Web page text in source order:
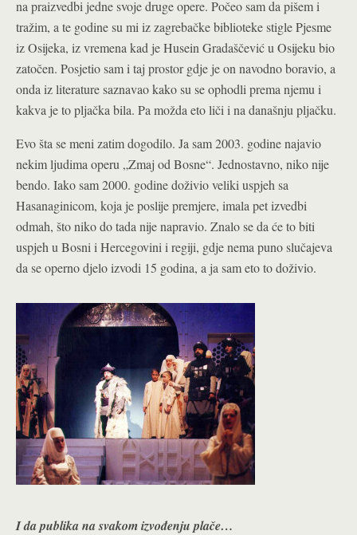
na praizvedbi jedne svoje druge opere. Počeo sam da pišem i
tražim, a te godine su mi iz zagrebačke biblioteke stigle Pjesme
iz Osijeka, iz vremena kad je Husein Gradaščević u Osijeku bio
zatočen. Posjetio sam i taj prostor gdje je on navodno boravio, a
onda iz literature saznavao kako su se ophodli prema njemu i
kakva je to pljačka bila. Pa možda eto liči i na današnju pljačku.
Evo šta se meni zatim dogodilo. Ja sam 2003. godine najavio
nekim ljudima operu „Zmaj od Bosne“. Jednostavno, niko nije
bendo. Iako sam 2000. godine doživio veliki uspjeh sa
Hasanaginicom, koja je poslije premjere, imala pet izvedbi
odmah, što niko do tada nije napravio. Znalo se da će to biti
uspjeh u Bosni i Hercegovini i regiji, gdje nema puno slučajeva
da se operno djelo izvodi 15 godina, a ja sam eto to doživio.
I da publika na svakom izvođenju plače…